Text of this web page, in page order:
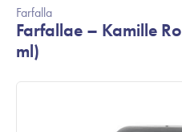
Farfalla
Farfallae – Kamille
ml)